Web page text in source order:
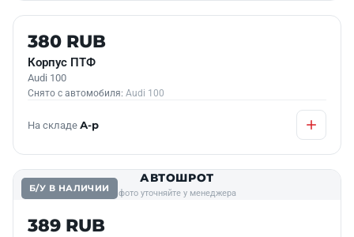
Б/У В НАЛИЧИИ
380 RUB
Корпус ПТФ
Audi 100
Снято с автомобиля: Audi 100
На складе А-р
Б/У В НАЛИЧИИ
АВТОШРОТ
фото уточняйте у менеджера
389 RUB